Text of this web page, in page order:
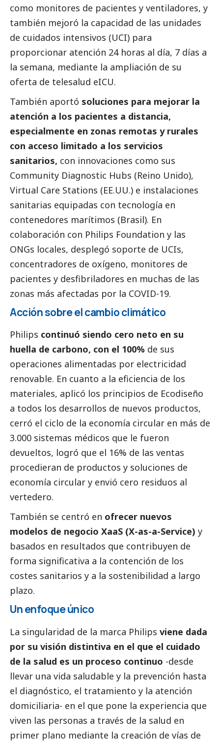
como monitores de pacientes y ventiladores, y
también mejoró la capacidad de las unidades
de cuidados intensivos (UCI) para
proporcionar atención 24 horas al día, 7 días a
la semana, mediante la ampliación de su
oferta de telesalud eICU.
También aportó soluciones para mejorar la
atención a los pacientes a distancia,
especialmente en zonas remotas y rurales
con acceso limitado a los servicios
sanitarios, con innovaciones como sus
Community Diagnostic Hubs (Reino Unido),
Virtual Care Stations (EE.UU.) e instalaciones
sanitarias equipadas con tecnología en
contenedores marítimos (Brasil). En
colaboración con Philips Foundation y las
ONGs locales, desplegó soporte de UCIs,
concentradores de oxígeno, monitores de
pacientes y desfibriladores en muchas de las
zonas más afectadas por la COVID-19.
Acción sobre el cambio climático
Philips continuó siendo cero neto en su
huella de carbono, con el 100% de sus
operaciones alimentadas por electricidad
renovable. En cuanto a la eficiencia de los
materiales, aplicó los principios de Ecodiseño
a todos los desarrollos de nuevos productos,
cerró el ciclo de la economía circular en más de
3.000 sistemas médicos que le fueron
devueltos, logró que el 16% de las ventas
procedieran de productos y soluciones de
economía circular y envió cero residuos al
vertedero.
También se centró en ofrecer nuevos
modelos de negocio XaaS (X-as-a-Service) y
basados en resultados que contribuyen de
forma significativa a la contención de los
costes sanitarios y a la sostenibilidad a largo
plazo.
Un enfoque único
La singularidad de la marca Philips viene dada
por su visión distintiva en el que el cuidado
de la salud es un proceso continuo -desde
llevar una vida saludable y la prevención hasta
el diagnóstico, el tratamiento y la atención
domiciliaria- en el que pone la experiencia que
viven las personas a través de la salud en
primer plano mediante la creación de vías de